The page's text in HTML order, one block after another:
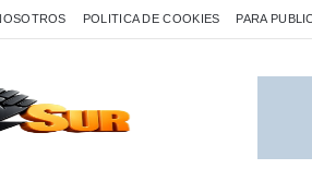
POLITICA DE COOKIES PARA